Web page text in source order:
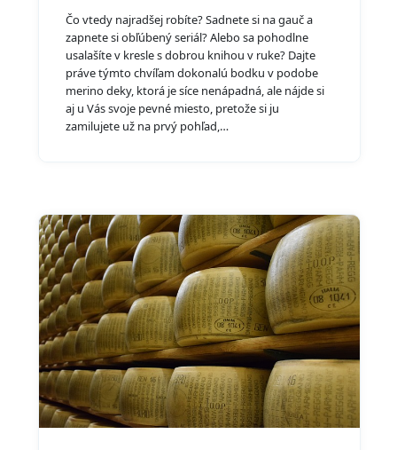
Čo vtedy najradšej robíte? Sadnete si na gauč a
zapnete si obľúbený seriál? Alebo sa pohodlne
usalašíte v kresle s dobrou knihou v ruke? Dajte
práve týmto chvíľam dokonalú bodku v podobe
merino deky, ktorá je síce nenápadná, ale nájde si
aj u Vás svoje pevné miesto, pretože si ju
zamilujete už na prvý pohľad,…